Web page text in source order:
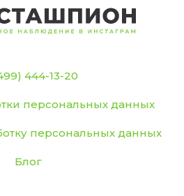
444-13-20
персональных данных
персональных данных
Блог